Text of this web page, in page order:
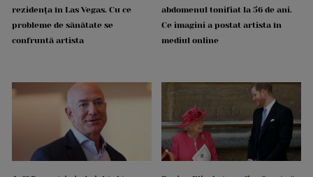
rezidența în Las Vegas. Cu ce
probleme de sănătate se
confruntă artista
abdomenul tonifiat la 56 de ani.
Ce imagini a postat artista în
mediul online